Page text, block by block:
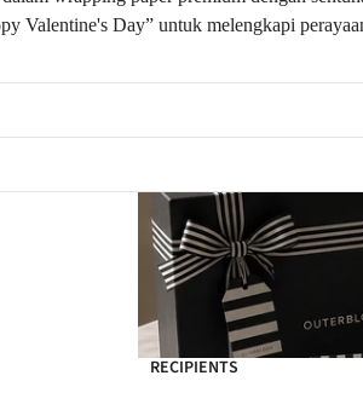
RECIPIENTS
Valentine's Day” untuk melengkapi